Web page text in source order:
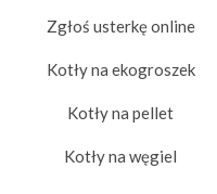
Zgłoś usterkę online
Kotły na ekogroszek
Kotły na pellet
Kotły na węgiel